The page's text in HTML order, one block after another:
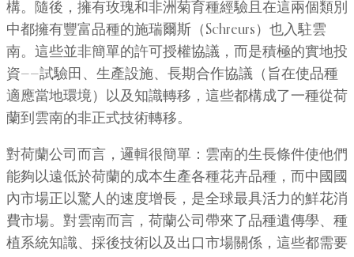
構。隨後，擁有玫瑰和非洲菊育種經驗且在這兩個類別
中都擁有豐富品種的施瑞爾斯（Schreurs）也入駐雲
南。這些並非簡單的許可授權協議，而是積極的實地投
資——試驗田、生產設施、長期合作協議（旨在使品種
適應當地環境）以及知識轉移，這些都構成了一種從荷
蘭到雲南的非正式技術轉移。
對荷蘭公司而言，邏輯很簡單：雲南的生長條件使他們
能夠以遠低於荷蘭的成本生產各種花卉品種，而中國國
內市場正以驚人的速度增長，是全球最具活力的鮮花消
費市場。對雲南而言，荷蘭公司帶來了品種遺傳學、種
植系統知識、採後技術以及出口市場關係，這些都需要